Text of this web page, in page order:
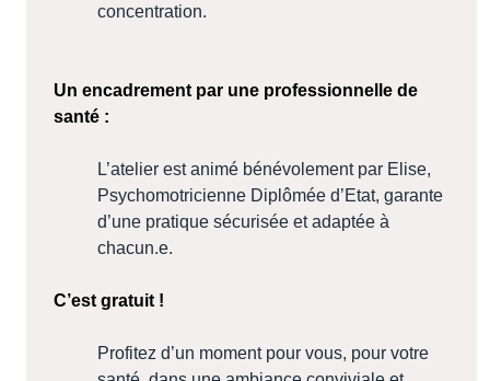
concentration.
Un encadrement par une professionnelle de
santé :
L’atelier est animé bénévolement par Elise,
Psychomotricienne Diplômée d’Etat, garante
d’une pratique sécurisée et adaptée à
chacun.e.
C’est gratuit !
Profitez d’un moment pour vous, pour votre